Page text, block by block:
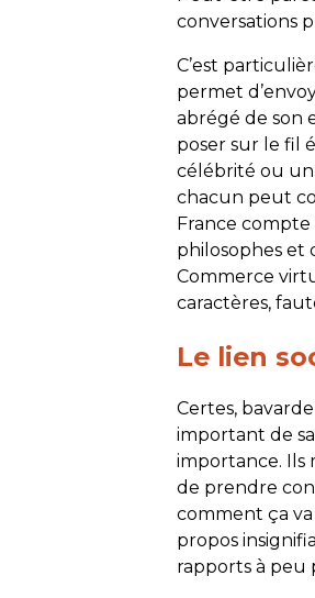
conversations
C’est
permet
abrégé de son
poser sur le fil
célébrité ou
chacun peut
France
philosophes et
Commerce
caractères,
Le lien
Certes,
important de
importance. Ils
de prendre
comment ça
propos
rapports à peu